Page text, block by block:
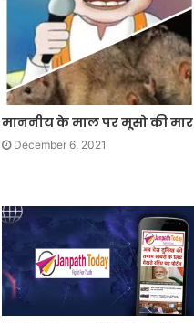
माननीय के माल पर मूसो की मार
December 6, 2021